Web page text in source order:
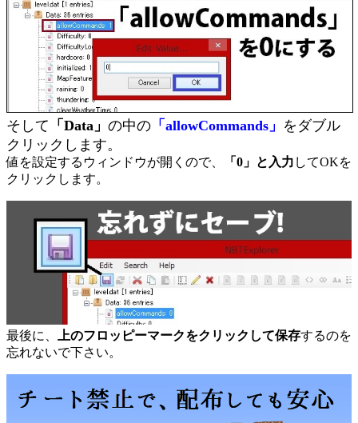
そして 「Data」 の中の 「allowCommands」 をダブル
クリックします。
値を設定するウィンドウが開くので、 「0」と入力 してOKを
クリックします。
最後に、 上のフロッピーマークをクリックして保存するのを
忘れないで下さい。